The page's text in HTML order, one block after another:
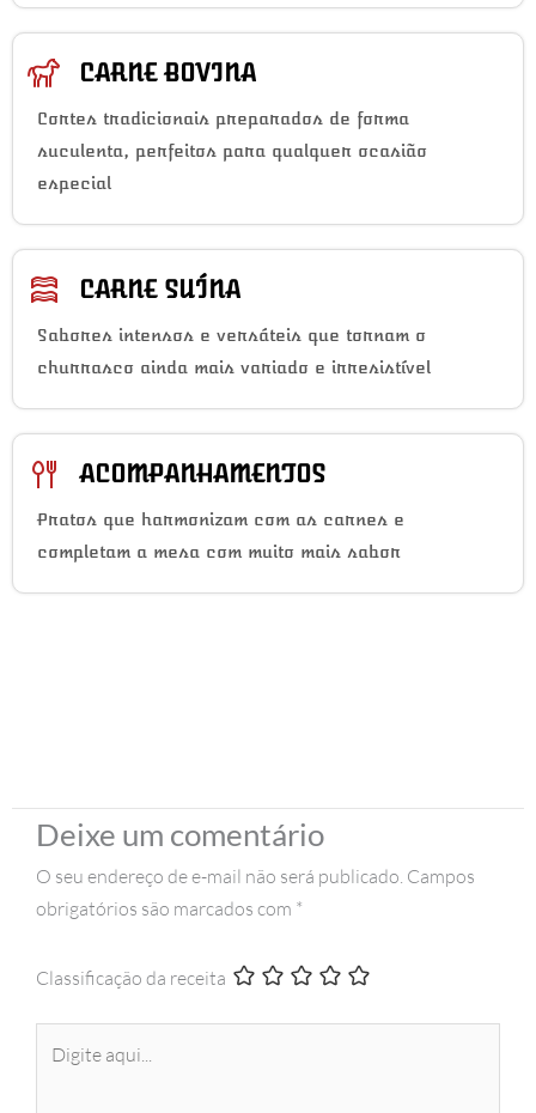
CARNE BOVINA
Cortes tradicionais preparados de forma
suculenta, perfeitos para qualquer ocasião
especial
CARNE SUÍNA
Sabores intensos e versáteis que tornam o
churrasco ainda mais variado e irresistível
ACOMPANHAMENTOS
Pratos que harmonizam com as carnes e
completam a mesa com muito mais sabor
Deixe um comentário
O seu endereço de e-mail não será publicado. Campos
obrigatórios são marcados com *
Classificação da receita
aqui...